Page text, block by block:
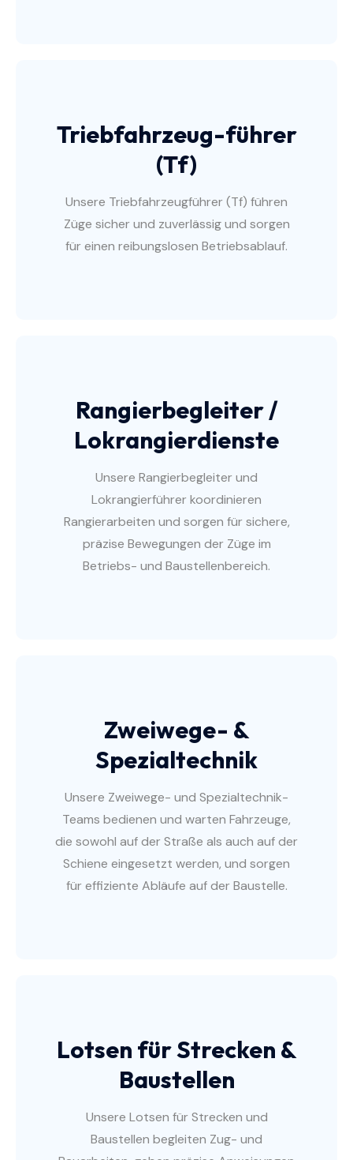
Triebfahrzeug-führer
(Tf)
Unsere Triebfahrzeugführer (Tf) führen
Züge sicher und zuverlässig und sorgen
für einen reibungslosen Betriebsablauf.
Rangierbegleiter /
Lokrangierdienste
Unsere Rangierbegleiter und
Lokrangierführer koordinieren
Rangierarbeiten und sorgen für sichere,
präzise Bewegungen der Züge im
Betriebs- und Baustellenbereich.
Zweiwege- &
Spezialtechnik
Unsere Zweiwege- und Spezialtechnik-
Teams bedienen und warten Fahrzeuge,
die sowohl auf der Straße als auch auf der
Schiene eingesetzt werden, und sorgen
für effiziente Abläufe auf der Baustelle.
Lotsen für Strecken &
Baustellen
Unsere Lotsen für Strecken und
Baustellen begleiten Zug- und